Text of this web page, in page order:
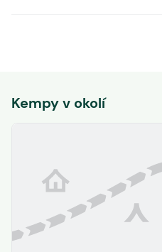
Kempy v okolí